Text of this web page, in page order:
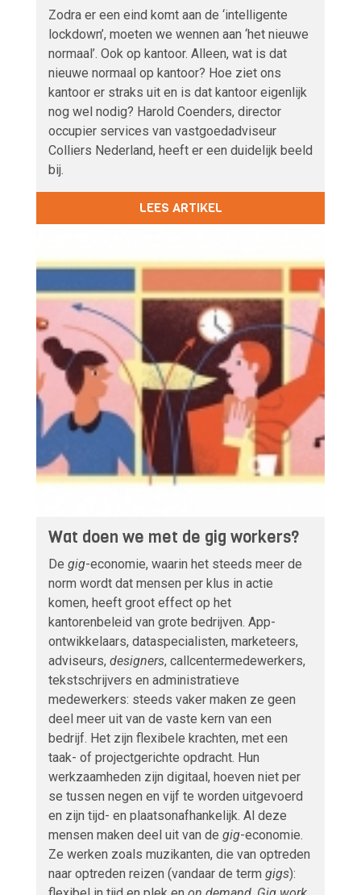
Zodra er een eind komt aan de ‘intelligente
lockdown’, moeten we wennen aan ‘het nieuwe
normaal’. Ook op kantoor. Alleen, wat is dat
nieuwe normaal op kantoor? Hoe ziet ons
kantoor er straks uit en is dat kantoor eigenlijk
nog wel nodig? Harold Coenders, director
occupier services van vastgoedadviseur
Colliers Nederland, heeft er een duidelijk beeld
bij.
LEES ARTIKEL
Wat doen we met de gig workers?
De gig-economie, waarin het steeds meer de
norm wordt dat mensen per klus in actie
komen, heeft groot effect op het
kantorenbeleid van grote bedrijven. App-
ontwikkelaars, dataspecialisten, marketeers,
adviseurs, designers, callcentermedewerkers,
tekstschrijvers en administratieve
medewerkers: steeds vaker maken ze geen
deel meer uit van de vaste kern van een
bedrijf. Het zijn flexibele krachten, met een
taak- of projectgerichte opdracht. Hun
werkzaamheden zijn digitaal, hoeven niet per
se tussen negen en vijf te worden uitgevoerd
en zijn tijd- en plaatsonafhankelijk. Al deze
mensen maken deel uit van de gig-economie.
Ze werken zoals muzikanten, die van optreden
naar optreden reizen (vandaar de term gigs):